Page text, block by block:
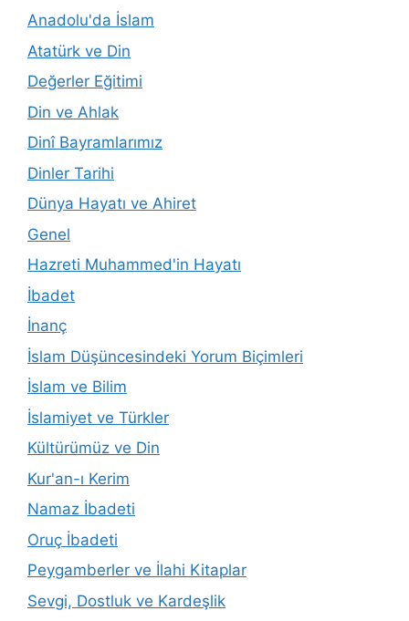
Anadolu'da İslam
Atatürk ve Din
Değerler Eğitimi
Din ve Ahlak
Dinî Bayramlarımız
Dinler Tarihi
Dünya Hayatı ve Ahiret
Genel
Hazreti Muhammed'in Hayatı
İbadet
İnanç
İslam Düşüncesindeki Yorum Biçimleri
İslam ve Bilim
İslamiyet ve Türkler
Kültürümüz ve Din
Kur'an-ı Kerim
Namaz İbadeti
Oruç İbadeti
Peygamberler ve İlahi Kitaplar
Sevgi, Dostluk ve Kardeşlik